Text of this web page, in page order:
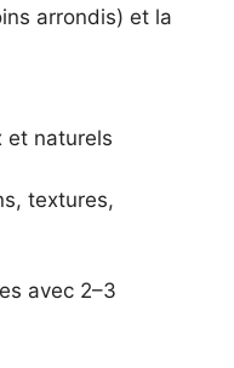
arrondis) et la
et naturels
textures,
avec 2–3